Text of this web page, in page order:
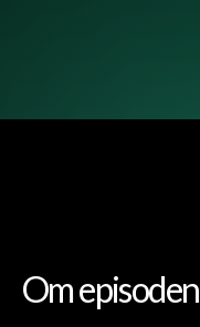
Om episoden